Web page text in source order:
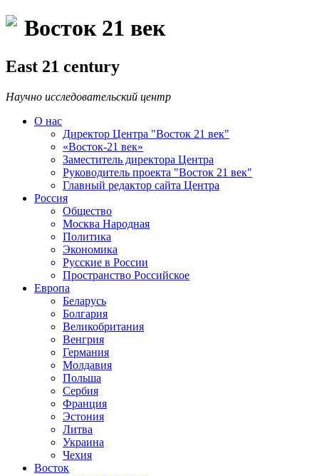
Восток 21 век
East 21 century
Научно исследовательский центр
О нас
Директор Центра "Восток 21 век"
«Восток-21 век»
Заместитель директора Центра
Руководитель проекта "Восток 21 век"
Главный редактор сайта Центра
Россия
Общество
Москва Народная
Политика
Экономика
Русские в России
Пространство Российское
Европа
Беларусь
Болгария
Великобритания
Венгрия
Германия
Молдавия
Польша
Сербия
Франция
Эстония
Литва
Украина
Чехия
Восток